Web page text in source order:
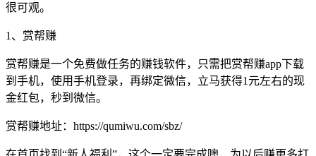
很可观。
1、赏帮赚
赏帮赚是一个免费做任务的赚钱软件，只需把赏帮赚app下载
到手机，使用手机登录，再绑定微信，立马获得1元左右的现
金红包，秒到微信。
赏帮赚地址：https://qumiwu.com/sbz/